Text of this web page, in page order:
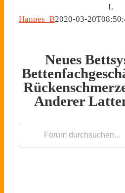
L
Hannes_B2020-03-
Neues
Anderer